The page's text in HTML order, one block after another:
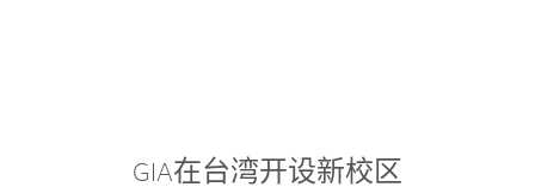
GIA在台湾开设新校区